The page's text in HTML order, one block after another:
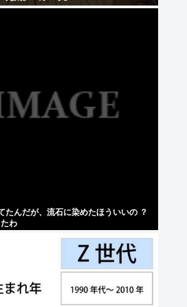
たんだが、流石に染めたほういいの ？
わ